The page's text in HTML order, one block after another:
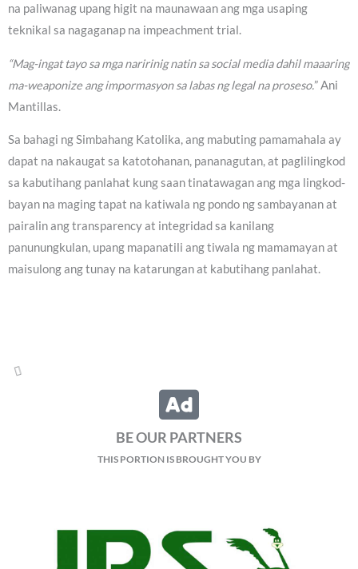
na paliwanag upang higit na maunawaan ang mga usaping
teknikal sa nagaganap na impeachment trial.
“Mag-ingat tayo sa mga naririnig natin sa social media dahil maaaring
ma-weaponize ang impormasyon sa labas ng legal na proseso.” Ani
Mantillas.
Sa bahagi ng Simbahang Katolika, ang mabuting pamamahala ay
dapat na nakaugat sa katotohanan, pananagutan, at paglilingkod
sa kabutihang panlahat kung saan tinatawagan ang mga lingkod-
bayan na maging tapat na katiwala ng pondo ng sambayanan at
pairalin ang transparency at integridad sa kanilang
panunungkulan, upang mapanatili ang tiwala ng mamamayan at
maisulong ang tunay na katarungan at kabutihang panlahat.
BE OUR PARTNERS
THIS PORTION IS BROUGHT YOU BY